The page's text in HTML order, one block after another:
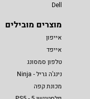
Dell
מוצרים מובילים
אייפון
אייפד
טלפון סמסונג
נינג'ה גריל - Ninja
מכונת קפה